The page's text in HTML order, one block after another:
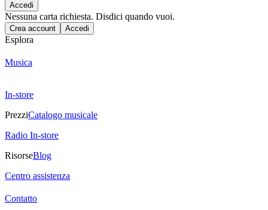
Accedi
Nessuna carta richiesta. Disdici quando vuoi.
Crea account Accedi
Esplora
Musica
In-store
PrezziCatalogo musicale
Radio In-store
RisorseBlog
Centro assistenza
Contatto